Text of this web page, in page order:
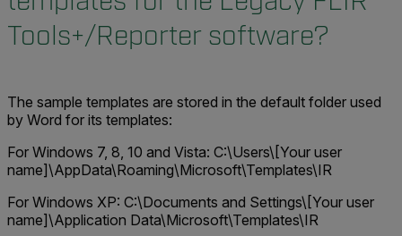
Tools+/Reporter software?
The sample templates are stored in the default folder used
by Word for its templates:
For Windows 7, 8, 10 and Vista: C:\Users\[Your user
name]\AppData\Roaming\Microsoft\Templates\IR
For Windows XP: C:\Documents and Settings\[Your user
name]\Application Data\Microsoft\Templates\IR